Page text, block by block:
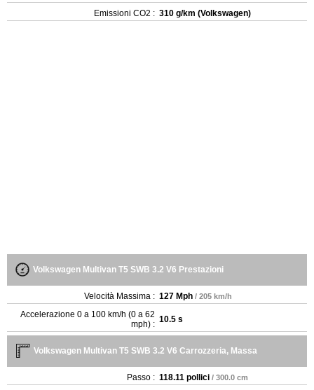
Emissioni CO2 : 310 g/km (Volkswagen)
Volkswagen Multivan T5 SWB 3.2 V6 Prestazioni
Velocità Massima : 127 Mph / 205 km/h
Accelerazione 0 a 100 km/h (0 a 62
mph) : 10.5 s
Volkswagen Multivan T5 SWB 3.2 V6 Carrozzeria, Massa
Passo : 118.11 pollici / 300.0 cm